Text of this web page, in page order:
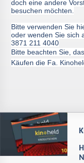
doch eine andere
besuchen möchten.
Bitte verwenden Sie
oder wenden Sie sich
3871 211 4040
Bitte beachten Sie,
Käufen die Fa.